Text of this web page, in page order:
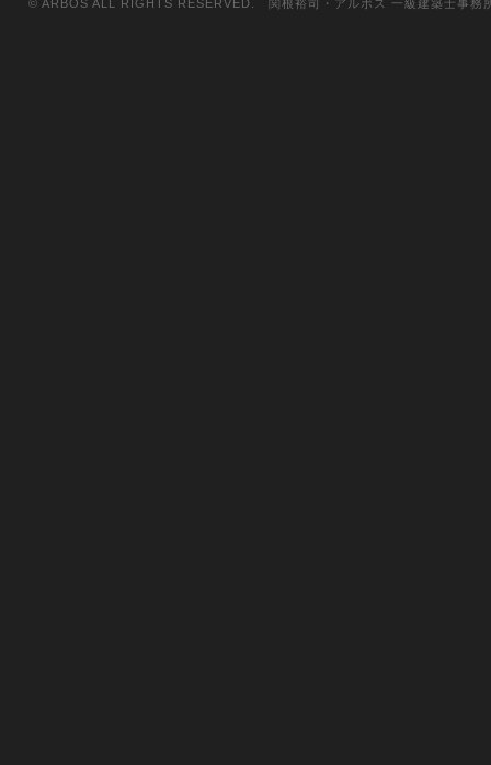
© ARBOS ALL RIGHTS RESERVED. 関根裕司・アルボス 一級建築士事務